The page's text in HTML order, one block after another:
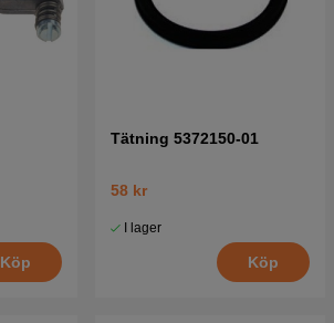
Köp
Tätning 5372150-01
58 kr
I lager
Köp